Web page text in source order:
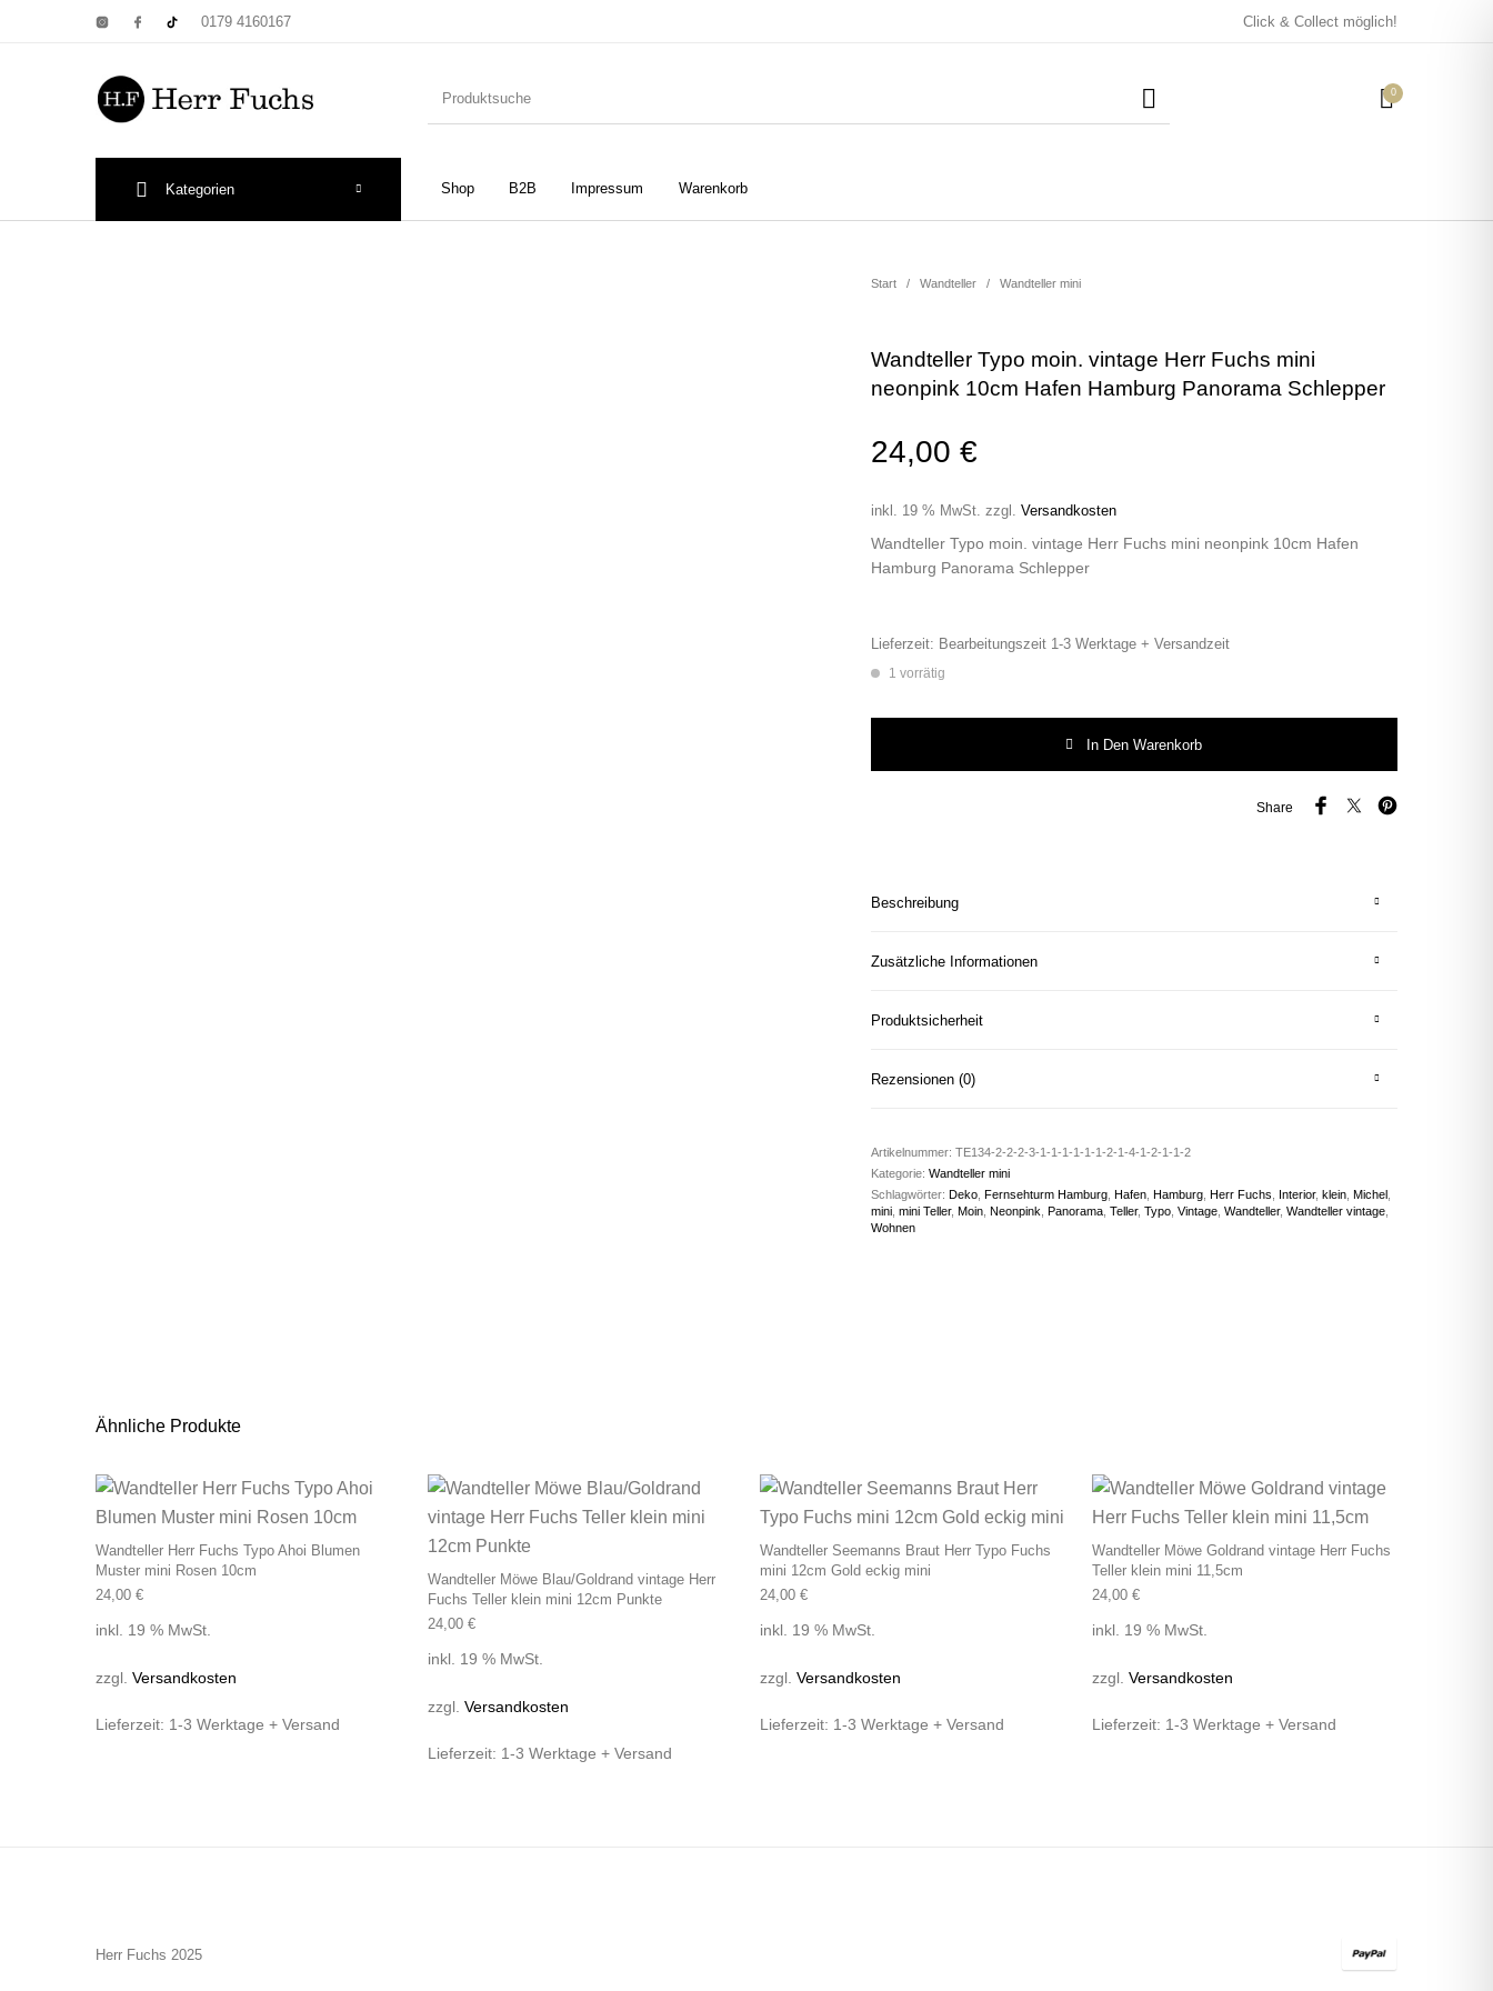
0179 4160167 Click & Collect möglich!
0
Shop B2B Impressum Warenkorb
Kategorien
Taschen/Turnbeutel Tassen
Start / Wandteller / Wandteller mini
Wandteller Typo moin. vintage Herr Fuchs mini
neonpink 10cm Hafen Hamburg Panorama Schlepper
24,00 €
inkl. 19 % MwSt. zzgl. Versandkosten
Wandteller Typo moin. vintage Herr Fuchs mini neonpink 10cm Hafen
Hamburg Panorama Schlepper
Lieferzeit: Bearbeitungszeit 1-3 Werktage + Versandzeit
1 vorrätig
In Den Warenkorb
Share
Beschreibung
Zusätzliche Informationen
Produktsicherheit
Rezensionen (0)
Artikelnummer: TE134-2-2-2-3-1-1-1-1-1-1-2-1-4-1-2-1-1-2
Kategorie: Wandteller mini
Schlagwörter: Deko, Fernsehturm Hamburg, Hafen, Hamburg, Herr Fuchs Interior, klein, Michel,
mini, mini Teller, Moin, Neonpink Panorama, Teller, Typo, Vintage, Wandteller, Wandteller vintage,
Wohnen
Ähnliche Produkte
Wandteller Herr Fuchs Typo Ahoi Blumen
Muster mini Rosen 10cm
24,00 €
inkl. 19 % MwSt.
zzgl. Versandkosten
Lieferzeit: 1-3 Werktage + Versand
Wandteller Möwe Blau/Goldrand vintage Herr
Fuchs Teller klein mini 12cm Punkte
24,00 €
inkl. 19 % MwSt.
zzgl. Versandkosten
Lieferzeit: 1-3 Werktage + Versand
Wandteller Seemanns Braut Herr Typo Fuchs
mini 12cm Gold eckig mini
24,00 €
inkl. 19 % MwSt.
zzgl. Versandkosten
Lieferzeit: 1-3 Werktage + Versand
Wandteller Möwe Goldrand vintage Herr Fuchs
Teller klein mini 11,5cm
24,00 €
inkl. 19 % MwSt.
zzgl. Versandkosten
Lieferzeit: 1-3 Werktage + Versand
Herr Fuchs 2025